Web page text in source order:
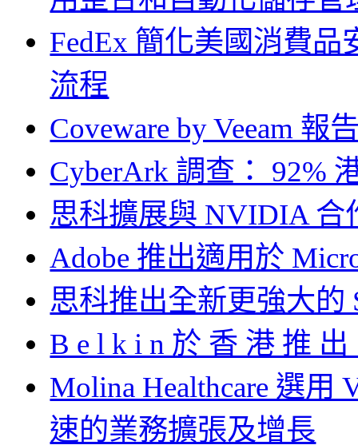
FedEx 簡化美國消費品
流程
Coveware by Veeam 報
CyberArk 調查： 92%
思科擴展與 NVIDIA 合
Adobe 推出適用於
思科推出全新更強大的
B e l k i n 於 香 港 推 出
Molina Healthcare 選用
速的業務擴張及增長